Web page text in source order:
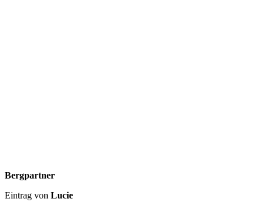
Bergpartner
Eintrag von Lucie